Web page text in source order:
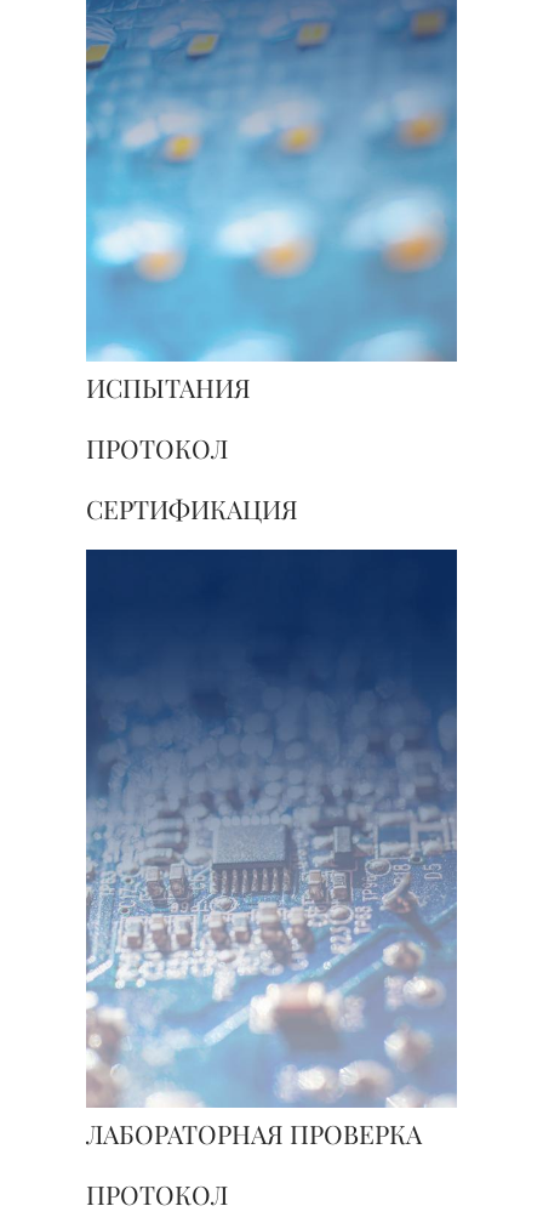
ИСПЫТАНИЯ
ПРОТОКОЛ
СЕРТИФИКАЦИЯ
ЛАБОРАТОРНАЯ ПРОВЕРКА
ПРОТОКОЛ